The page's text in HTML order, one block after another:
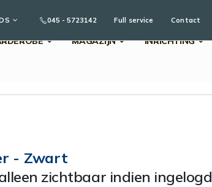
045 - 5723142 Full service Contact
MAGAZIJN INRICHTING
- Zwart
zichtbaar indien ingelogd